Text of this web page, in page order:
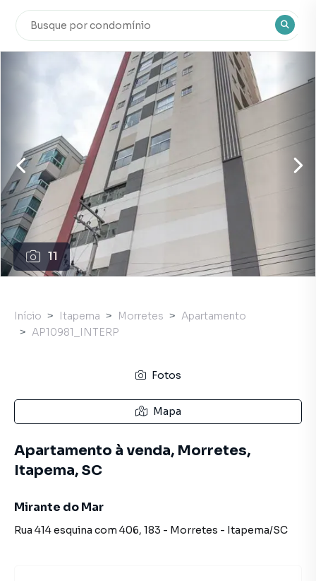
11
Início Itapema Morretes
Apartamento
AP10981_INTERP
Fotos
Mapa
Apartamento à venda, Morretes,
Itapema, SC
Mirante do Mar
Rua 414 esquina com 406, 183 - Morretes - Itapema/SC